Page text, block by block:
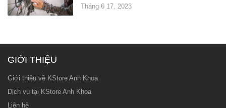
Tháng 6 17, 2023
GIỚI THIỆU
Giới thiệu về KStore Anh Khoa
Dịch vụ tại KStore Anh Khoa
Liên hệ